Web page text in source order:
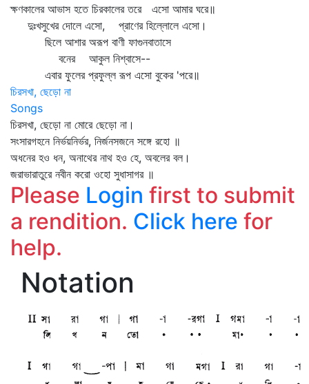
ক্ষণকালের আভাস হতে চিরকালের তরে এসো আমার ঘরে॥
দুঃখসুখের দোলে এসো, প্রাণের হিল্লোলে এসো।
ছিলে আশার অরূপ বাণী ফাগুনবাতাসে
বনের আকুল নিশ্বাসে--
এবার ফুলের প্রফুল্ল রূপ এসো বুকের 'পরে॥
চিরসখা, ছেড়ো না
Songs
চিরসখা, ছেড়ো না মোরে ছেড়ো না।
সংসারগহনে নির্ভয়নির্ভর, নির্জনসজনে সঙ্গে রহো ॥
অধনের হও ধন, অনাথের নাথ হও হে, অবলের বল।
জরাভারাতুরে নবীন করো ওহো সুধাসাগর ॥
Please Login first to submit
a rendition. Click here for
help.
Notation